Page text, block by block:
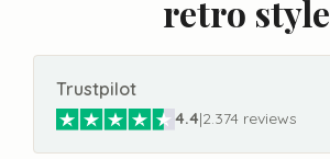
retro style
Trustpilot
4.4|2.374 reviews